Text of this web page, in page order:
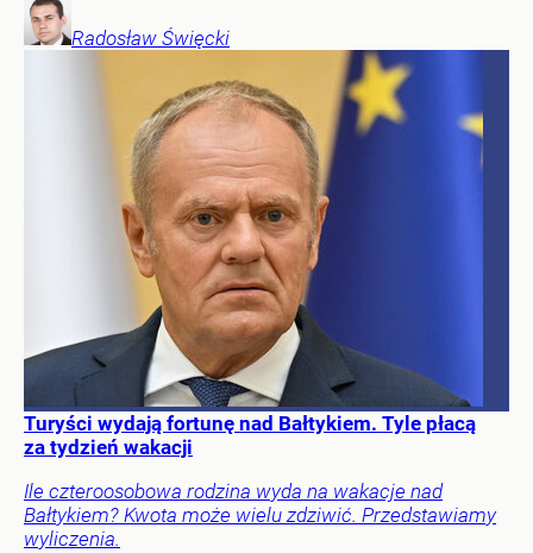
Radosław Święcki
Turyści wydają fortunę nad Bałtykiem. Tyle płacą
za tydzień wakacji
Ile czteroosobowa rodzina wyda na wakacje nad
Bałtykiem? Kwota może wielu zdziwić. Przedstawiamy
wyliczenia.